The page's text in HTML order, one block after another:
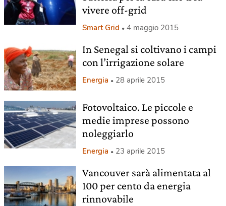
vivere off-grid
Smart Grid 4 maggio 2015
In Senegal si coltivano i campi
con l’irrigazione solare
Energia 28 aprile 2015
Fotovoltaico. Le piccole e
medie imprese possono
noleggiarlo
Energia 23 aprile 2015
Vancouver sarà alimentata al
100 per cento da energia
rinnovabile